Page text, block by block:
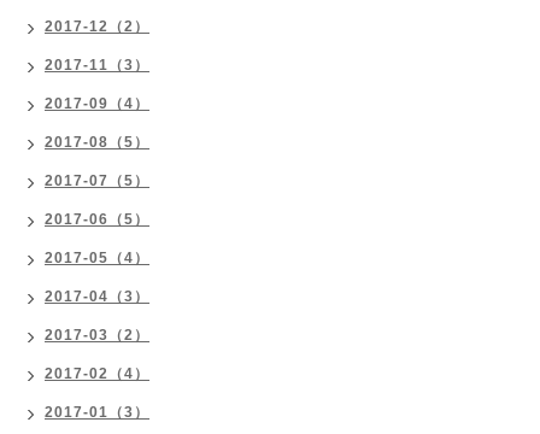
2017-12（2）
2017-11（3）
2017-09（4）
2017-08（5）
2017-07（5）
2017-06（5）
2017-05（4）
2017-04（3）
2017-03（2）
2017-02（4）
2017-01（3）